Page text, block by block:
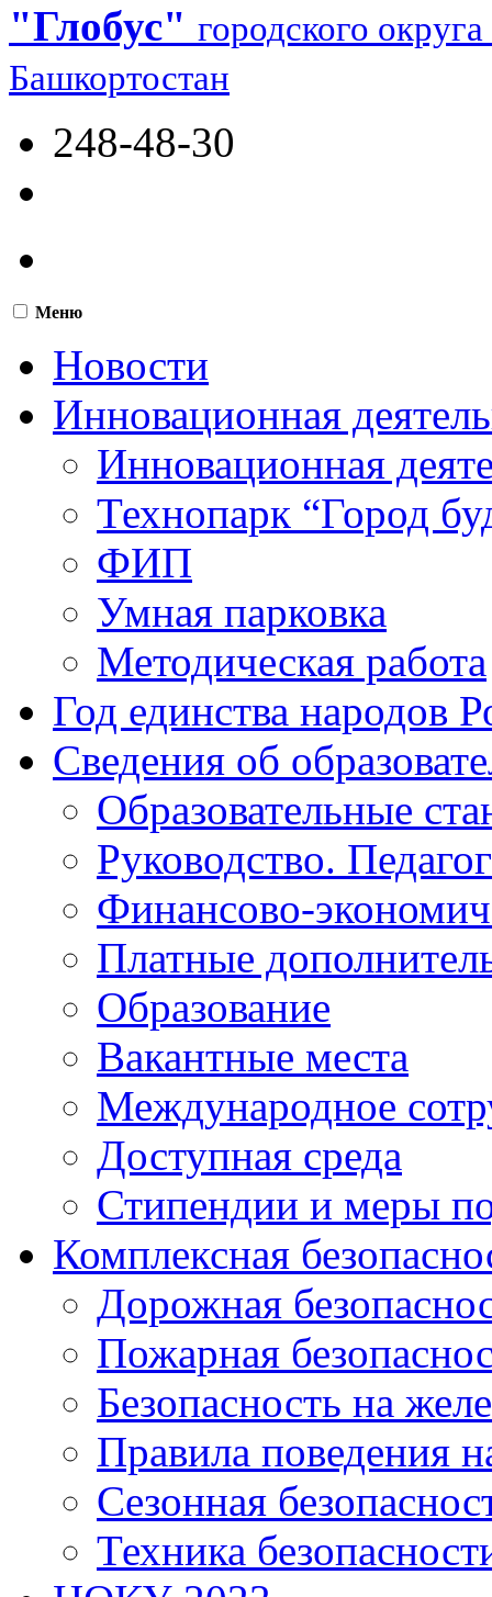
"Глобус" городского
Башкортостан
248-48-30
Меню
Новости
Инновационная
Инновационная
Технопарк “Город
ФИП
Умная парковка
Методическая работа
Год единства народов
Сведения об
Образовательные
Руководство.
Финансово-
Платные
Образование
Вакантные места
Международное
Доступная среда
Стипендии и меры
Комплексная
Дорожная
Пожарная
Безопасность на
Правила поведения
Сезонная
Техника